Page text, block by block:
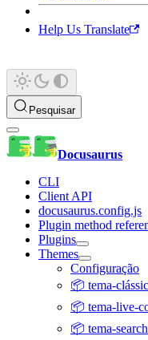
Help Us Translate
Pesquisar
Docusaurus
CLI
Client API
docusaurus.config.js
Plugin method
Plugins
Themes
Configuração
📦 tema-
📦 tema-live-
📦 tema-